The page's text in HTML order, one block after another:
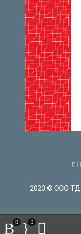
2023 © ООО ТД
0 0